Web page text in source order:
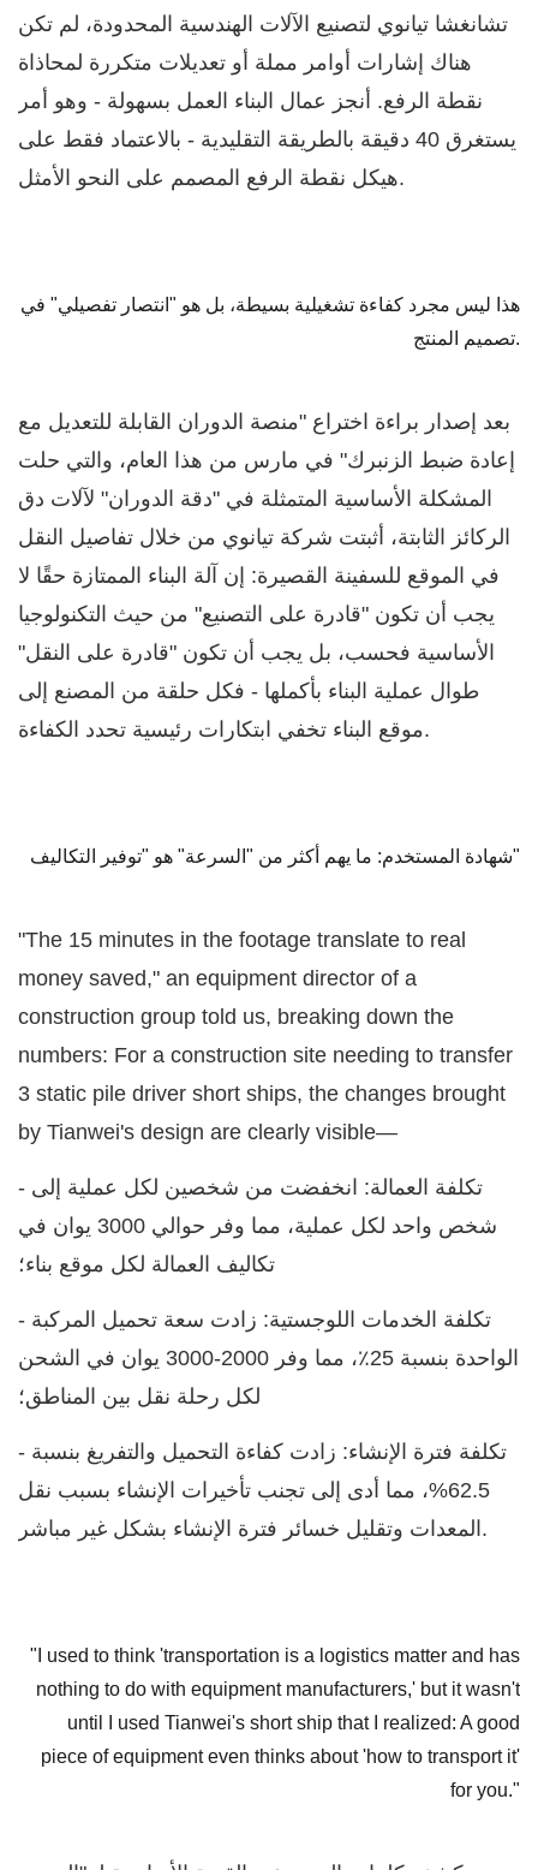
تشانغشا تيانوي لتصنيع الآلات الهندسية المحدودة، لم تكن
هناك إشارات أوامر مملة أو تعديلات متكررة لمحاذاة
نقطة الرفع. أنجز عمال البناء العمل بسهولة - وهو أمر
يستغرق 40 دقيقة بالطريقة التقليدية - بالاعتماد فقط على
هيكل نقطة الرفع المصمم على النحو الأمثل.
هذا ليس مجرد كفاءة تشغيلية بسيطة، بل هو "انتصار تفصيلي" في
تصميم المنتج.
بعد إصدار براءة اختراع "منصة الدوران القابلة للتعديل مع
إعادة ضبط الزنبرك" في مارس من هذا العام، والتي حلت
المشكلة الأساسية المتمثلة في "دقة الدوران" لآلات دق
الركائز الثابتة، أثبتت شركة تيانوي من خلال تفاصيل النقل
في الموقع للسفينة القصيرة: إن آلة البناء الممتازة حقًا لا
يجب أن تكون "قادرة على التصنيع" من حيث التكنولوجيا
الأساسية فحسب، بل يجب أن تكون "قادرة على النقل"
طوال عملية البناء بأكملها - فكل حلقة من المصنع إلى
موقع البناء تخفي ابتكارات رئيسية تحدد الكفاءة.
شهادة المستخدم: ما يهم أكثر من "السرعة" هو "توفير التكاليف"
"The 15 minutes in the footage translate to real
money saved," an equipment director of a
construction group told us, breaking down the
numbers: For a construction site needing to transfer
3 static pile driver short ships, the changes brought
by Tianwei's design are clearly visible—
- تكلفة العمالة: انخفضت من شخصين لكل عملية إلى
شخص واحد لكل عملية، مما وفر حوالي 3000 يوان في
تكاليف العمالة لكل موقع بناء؛
- تكلفة الخدمات اللوجستية: زادت سعة تحميل المركبة
الواحدة بنسبة 25٪، مما وفر 2000-3000 يوان في الشحن
لكل رحلة نقل بين المناطق؛
- تكلفة فترة الإنشاء: زادت كفاءة التحميل والتفريغ بنسبة
62.5%، مما أدى إلى تجنب تأخيرات الإنشاء بسبب نقل
المعدات وتقليل خسائر فترة الإنشاء بشكل غير مباشر.
"I used to think 'transportation is a logistics matter and has
nothing to do with equipment manufacturers,' but it wasn't
until I used Tianwei's short ship that I realized: A good
piece of equipment even thinks about 'how to transport it'
for you."